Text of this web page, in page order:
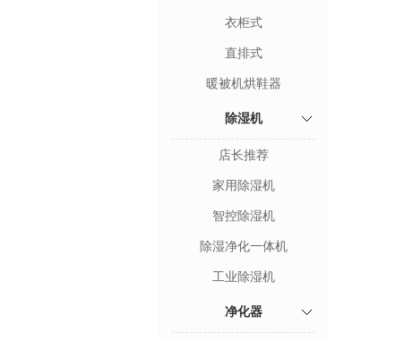
衣柜式
直排式
暖被机烘鞋器
除湿机
店长推荐
家用除湿机
智控除湿机
除湿净化一体机
工业除湿机
净化器